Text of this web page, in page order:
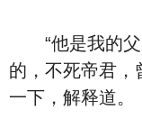
“他是我的父
的，不死帝君
一下，解释道。